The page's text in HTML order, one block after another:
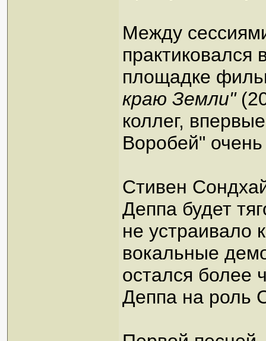
Между
площадке
краю Земли"
коллег,
Воробей"
Стивен
Деппа будет
не устраивало
вокальные
остался более
Деппа на роль